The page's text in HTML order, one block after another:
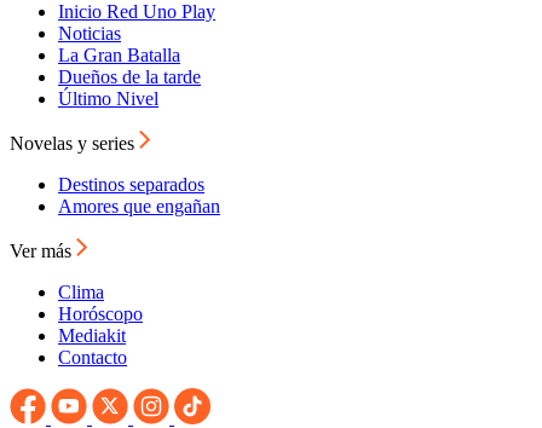
Inicio Red Uno Play
Noticias
La Gran Batalla
Dueños de la tarde
Último Nivel
Novelas y series
Destinos separados
Amores que engañan
Ver más
Clima
Horóscopo
Mediakit
Contacto